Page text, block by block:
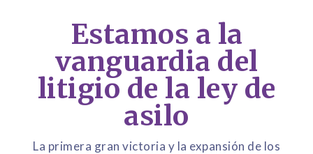
Estamos a la
vanguardia del
litigio de la ley de
asilo
La primera gran victoria y la expansión de los